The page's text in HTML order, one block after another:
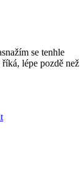
se tenhle
lépe pozdě než